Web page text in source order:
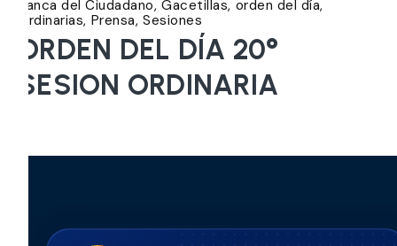
Banca del Ciudadano Gacetillas orden del día
Ordinarias Prensa Sesiones
ORDEN DEL DÍA 20°
SESION ORDINARIA